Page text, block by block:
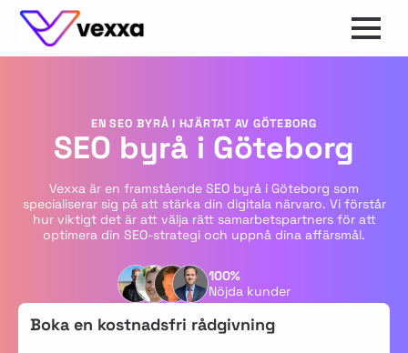
EN SEO BYRÅ I HJÄRTAT AV GÖTEBORG
SEO byrå i Göteborg
Vexxa är en framstående SEO byrå i Göteborg som
specialiserar sig på att stärka din digitala närvaro. Vi förstår
hur viktigt det är att välja rätt samarbetspartners för att
optimera din SEO-strategi och uppnå dina affärsmål.
100%
Nöjda kunder
Boka en kostnadsfri rådgivning